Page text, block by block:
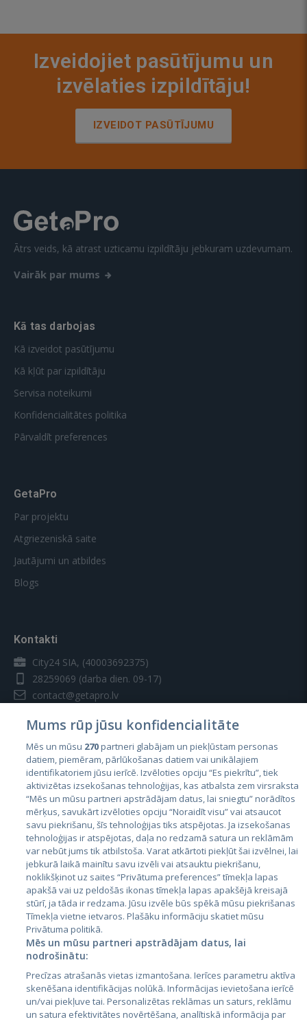
Izveidojiet pasūtījumu un
izvēlaties izpildītāju!
IZVEIDOT PASŪTĪJUMU
Ātrs veids, kā atrast uzticamu izpildītāju jebkuram uzdevumam.
Vairāk par mums
Kā tas darbojas
Kā izveidot pasūtījumu
Kā kļūt par izpildītāju
Servisa noteikumi
Konfidencialitātes politika
Pārvaldīt preferences
GetaPro
Par projektu
Atgriezeniskā saite
Jautājumi un atbildes
Blogs
Kontakti
City24 SIA, (40003692375)
28259069 (darba dien. 09-17)
contact@getapro.lv
Valstis
Igaunija
Latvija
Lietuva
City24.lv
City24.ee
GetaPro.lv
GetaPro.ee
CVbankas.lt
Kainos.lt
Paslaugos.lt
auto24.ee
Mums rūp jūsu konfidencialitāte
Mēs un mūsu 270partneri glabājam un piekļūstam personas
datiem, piemēram, pārlūkošanas datiem vai unikālajiem
identifikatoriem jūsu ierīcē. Izvēloties opciju “Es piekrītu”, tiek
aktivizētas izsekošanas tehnoloģijas, kas atbalsta zem virsraksta
“Mēs un mūsu partneri apstrādājam datus, lai sniegtu” norādītos
mērķus, savukārt izvēloties opciju “Noraidīt visu” vai atsaucot
savu piekrišanu, šīs tehnoloģijas tiks atspējotas. Ja izsekošanas
tehnoloģijas ir atspējotas, daļa no redzamā satura un reklāmām
var nebūt jums tik atbilstoša. Varat atkārtoti piekļūt šai izvēlnei, lai
jebkurā laikā mainītu savu izvēli vai atsauktu piekrišanu,
noklikšķinot uz saites “Privātuma preferences” tīmekļa lapas
apakšā vai uz peldošās ikonas tīmekļa lapas apakšējā kreisajā
stūrī, ja tāda ir redzama. Jūsu izvēle būs spēkā mūsu piekrišanas
Tīmekļa vietne ietvaros. Plašāku informāciju skatiet mūsu
Privātuma politikā.
Mēs un mūsu partneri apstrādājam datus, lai
nodrošinātu:
Precīzas atrašanās vietas izmantošana. Ierīces parametru aktīva
skenēšana identifikācijas nolūkā. Informācijas ievietošana ierīcē
un/vai piekļuve tai. Personalizētas reklāmas un saturs, reklāmu
un satura efektivitātes novērtēšana, analītiskā informācija par